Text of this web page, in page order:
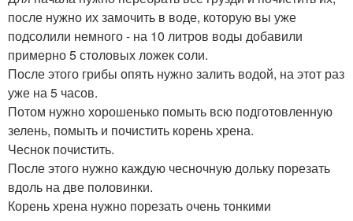
после нужно их замочить в воде, которую вы уже
подсолили немного - на 10 литров воды добавили
примерно 5 столовых ложек соли.
После этого грибы опять нужно залить водой, на этот раз
уже на 5 часов.
Потом нужно хорошенько помыть всю подготовленную
зелень, помыть и почистить корень хрена.
Чеснок почистить.
После этого нужно каждую чесночную дольку порезать
вдоль на две половинки.
Корень хрена нужно порезать очень тонкими